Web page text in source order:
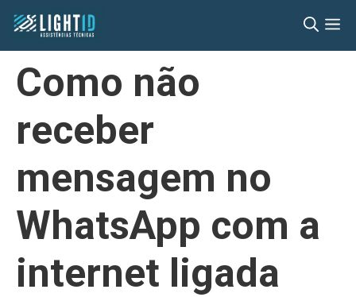
Pular
para
conteúdo
Como não
receber
mensagem no
WhatsApp com a
internet ligada